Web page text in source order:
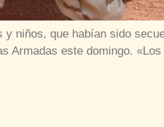
niños, que habían sido
Armadas este domingo.